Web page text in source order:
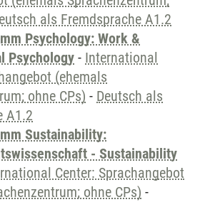
als Fremdsprache A1.2
Psychology: Work &
Psychology - International
(ehemals
ohne CPs) - Deutsch als
A1.2
Sustainability:
- Sustainability
Center: Sprachangebot
ohne CPs) -